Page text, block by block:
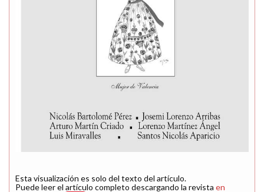
Esta visualización es solo del texto del artículo.
Puede leer el artículo completo descargando la revista en